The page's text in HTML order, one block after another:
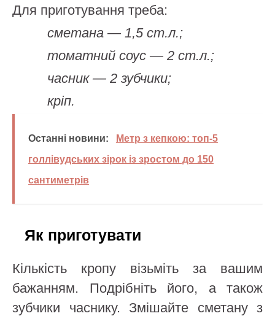
Для приготування треба:
сметана — 1,5 ст.л.;
томатний соус — 2 ст.л.;
часник — 2 зубчики;
кріп.
Останні новини:
Метр з кепкою: топ-5
голлівудських зірок із зростом до 150
сантиметрів
Як приготувати
Кількість кропу візьміть за вашим
бажанням. Подрібніть його, а також
зубчики часнику. Змішайте сметану з